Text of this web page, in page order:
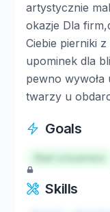
artystycznie
okazje Dla
Ciebie pierniki
upominek dla
pewno wywoła
twarzy u
Goals
Start a business
Skills